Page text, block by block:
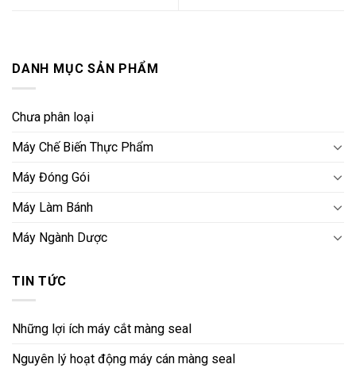
DANH MỤC SẢN PHẨM
Chưa phân loại
Máy Chế Biến Thực Phẩm
Máy Đóng Gói
Máy Làm Bánh
Máy Ngành Dược
TIN TỨC
Những lợi ích máy cắt màng seal
Nguyên lý hoạt động máy cán màng seal